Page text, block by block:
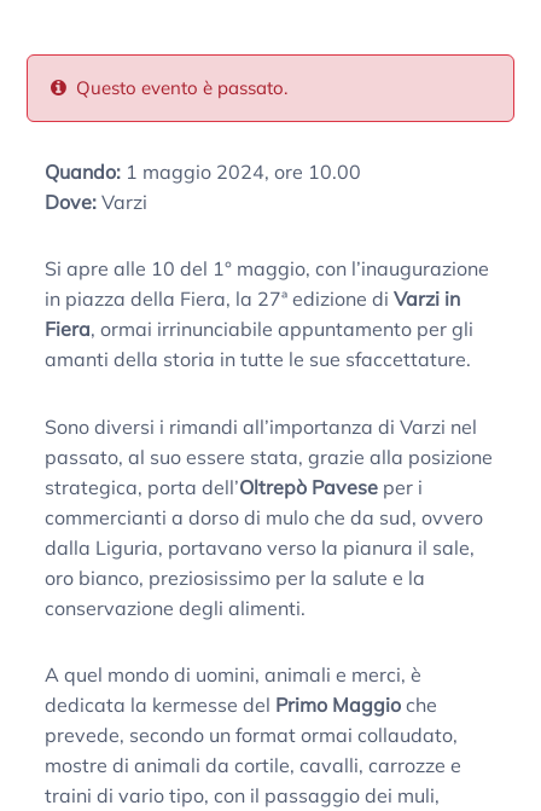
Questo evento è passato.
Quando: 1 maggio 2024, ore 10.00
Dove: Varzi
Si apre alle 10 del 1° maggio, con l’inaugurazione
in piazza della Fiera, la 27ª edizione diVarzi in
Fiera, ormai irrinunciabile appuntamento per gli
amanti della storia in tutte le sue sfaccettature.
Sono diversi i rimandi all’importanza di Varzi nel
passato, al suo essere stata, grazie alla posizione
strategica, porta dell’Oltrepò Pavese per i
commercianti a dorso di mulo che da sud, ovvero
dalla Liguria, portavano verso la pianura il sale,
oro bianco, preziosissimo per la salute e la
conservazione degli alimenti.
A quel mondo di uomini, animali e merci, è
dedicata la kermesse del Primo Maggio che
prevede, secondo un format ormai collaudato,
mostre di animali da cortile, cavalli, carrozze e
traini di vario tipo, con il passaggio dei muli,